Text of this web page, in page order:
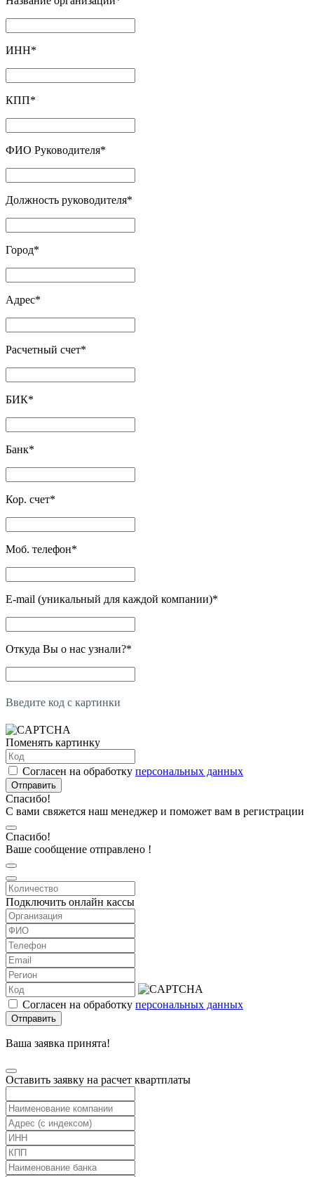
ИНН*
КПП*
ФИО Руководителя*
Должность руководителя*
Город*
Адрес*
Расчетный счет*
БИК*
Банк*
Кор. счет*
Моб. телефон*
E-mail (уникальный для каждой компании)*
Откуда Вы о нас узнали?*
Введите код с картинки
Поменять картинку
Согласен на обработку персональных данных
Отправить
Спасибо!
С вами свяжется наш менеджер и поможет вам в регистрации
Спасибо!
Ваше сообщение отправлено !
Подключить онлайн кассы
Согласен на обработку персональных данных
Отправить
Ваша заявка принята!
Оставить заявку на расчет квартплаты